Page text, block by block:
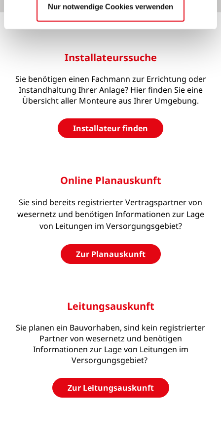
Nur notwendige Cookies verwenden
Installateurssuche
Sie benötigen einen Fachmann zur Errichtung oder
Instandhaltung Ihrer Anlage? Hier finden Sie eine
Übersicht aller Monteure aus Ihrer Umgebung.
Installateur finden
Online Planauskunft
Sie sind bereits registrierter Vertragspartner von
wesernetz und benötigen Informationen zur Lage
von Leitungen im Versorgungsgebiet?
Zur Planauskunft
Leitungsauskunft
Sie planen ein Bauvorhaben, sind kein registrierter
Partner von wesernetz und benötigen
Informationen zur Lage von Leitungen im
Versorgungsgebiet?
Zur Leitungsauskunft